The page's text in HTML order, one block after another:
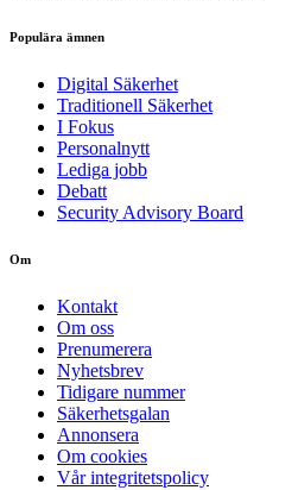
Populära ämnen
Digital Säkerhet
Traditionell Säkerhet
I Fokus
Personalnytt
Lediga jobb
Debatt
Security Advisory Board
Om
Kontakt
Om oss
Prenumerera
Nyhetsbrev
Tidigare nummer
Säkerhetsgalan
Annonsera
Om cookies
Vår integritetspolicy